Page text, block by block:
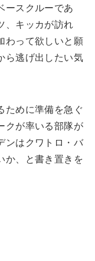
ースクルーであ
、キッカが訪れ
わって欲しいと願
ら逃げ出したい気
ために準備を急ぐ
クが率いる部隊が
ンはクワトロ・バ
か、と書き置きを